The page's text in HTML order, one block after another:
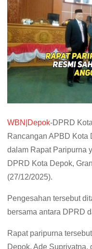
WBN|Depok-DPRD
Rancangan APBD Kota
dalam Rapat Paripurna
DPRD Kota Depok,
(27/12/2025).
Pengesahan tersebut
bersama antara DPRD
Rapat paripurna
Depok, Ade Supriyatna,